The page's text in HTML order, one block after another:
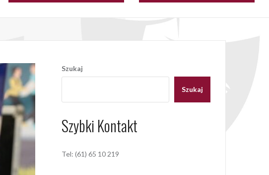
Szukaj
Szukaj
Szybki Kontakt
Tel: (61) 65 10 219